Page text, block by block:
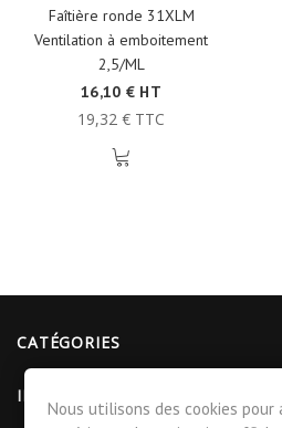
Faîtière ronde 31XLM
Ventilation à emboitement
2,5/ML
16,10 € HT
19,32 € TTC
CATÉGORIES
INFORMATIONS
Nous utilisons des cookies pour